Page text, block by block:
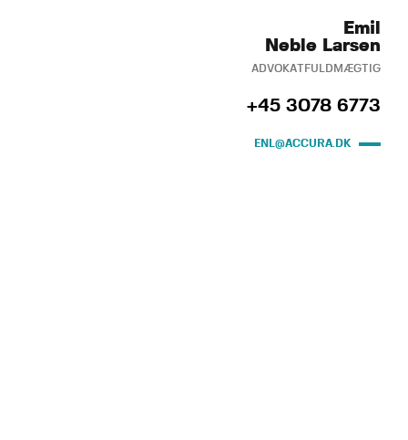
Emil
Neble Larsen
ADVOKATFULDMÆGTIG
+45 3078 6773
ENL@ACCURA.DK